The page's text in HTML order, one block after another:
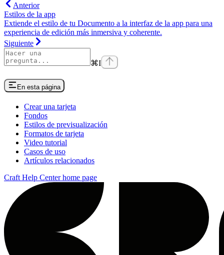
Anterior
Estilos de la app
Extiende el estilo de tu Documento a la interfaz de la app para una
experiencia de edición más inmersiva y coherente.
Siguiente
⌘I
En esta página
Crear una tarjeta
Fondos
Estilos de previsualización
Formatos de tarjeta
Video tutorial
Casos de uso
Artículos relacionados
Craft Help Centerhome page